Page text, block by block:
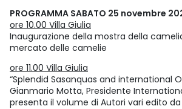
PROGRAMMA SABATO 25 novembre
ore 10.00 Villa Giulia
Inaugurazione della mostra della
mercato delle camelie
ore 11.00 Villa Giulia
“Splendid Sasanquas and international
Gianmario Motta, Presidente
presenta il volume di Autori vari edito da